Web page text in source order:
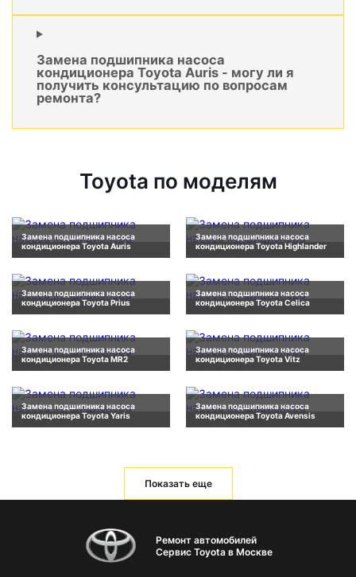
Замена подшипника насоса
кондиционера Toyota Auris - могу ли я
получить консультацию по вопросам
ремонта?
Toyota по моделям
Замена подшипника насоса
кондиционера Toyota Auris
Замена подшипника насоса
кондиционера Toyota Highlander
Замена подшипника насоса
кондиционера Toyota Prius
Замена подшипника насоса
кондиционера Toyota Celica
Замена подшипника насоса
кондиционера Toyota MR2
Замена подшипника насоса
кондиционера Toyota Vitz
Замена подшипника насоса
кондиционера Toyota Yaris
Замена подшипника насоса
кондиционера Toyota Avensis
Показать еще
Ремонт автомобилей
Сервис Toyota в Москве